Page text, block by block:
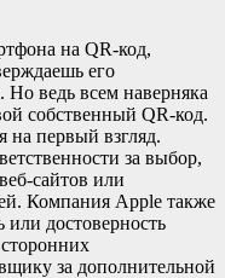
на QR-код,
его
ведь всем наверняка
собственный QR-код.
на первый взгляд.
за выбор,
сайтов или
Компания Apple также
или достоверность
за дополнительной